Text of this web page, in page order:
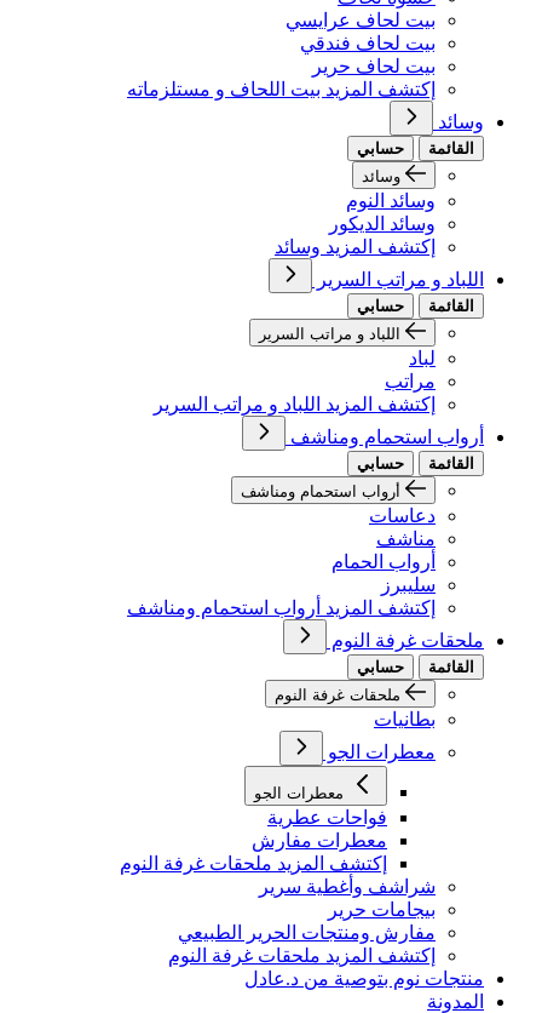
بيت لحاف عرايسي
بيت لحاف فندقي
بيت لحاف حرير
إكتشف المزيد بيت اللحاف و مستلزماته
وسائد
القائمة
حسابي
وسائد
وسائد النوم
وسائد الديكور
إكتشف المزيد وسائد
اللباد و مراتب السرير
القائمة
حسابي
اللباد و مراتب السرير
لباد
مراتب
إكتشف المزيد اللباد و مراتب السرير
أرواب استحمام ومناشف
القائمة
حسابي
أرواب استحمام ومناشف
دعاسات
مناشف
أرواب الحمام
سليبرز
إكتشف المزيد أرواب استحمام ومناشف
ملحقات غرفة النوم
القائمة
حسابي
ملحقات غرفة النوم
بطانيات
معطرات الجو
معطرات الجو
فواحات عطرية
معطرات مفارش
إكتشف المزيد ملحقات غرفة النوم
شراشف وأغطية سرير
بيجامات حرير
مفارش ومنتجات الحرير الطبيعي
إكتشف المزيد ملحقات غرفة النوم
منتجات نوم بتوصية من د.عادل
المدونة